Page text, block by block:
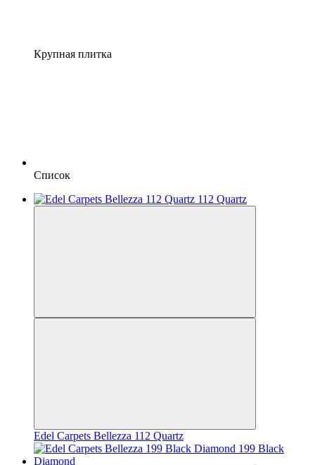
Крупная плитка
Список
Edel Carpets Bellezza 112 Quartz